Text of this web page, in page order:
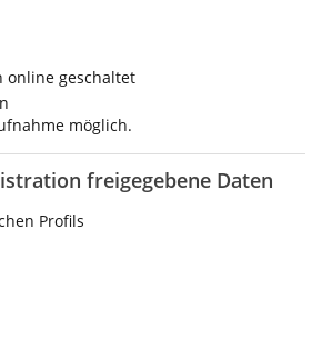
online geschaltet
möglich.
freigegebene Daten
Profils